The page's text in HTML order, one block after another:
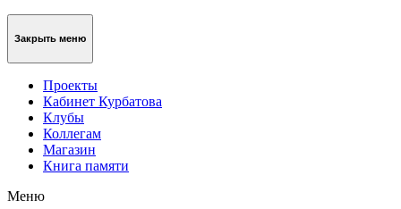
Закрыть меню
Проекты
Кабинет Курбатова
Клубы
Коллегам
Магазин
Книга памяти
Меню